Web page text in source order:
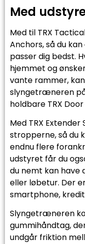
Med
Med til TRX
Anchors, så du
passer dig bedst.
hjemmet og
vante rammer,
slyngetræneren
holdbare TRX
Med TRX
stropperne, så du
endnu flere
udstyret får du
du nemt kan have
eller løbetur. Der
smartphone,
Slyngetræneren
gummihåndtag,
undgår friktion